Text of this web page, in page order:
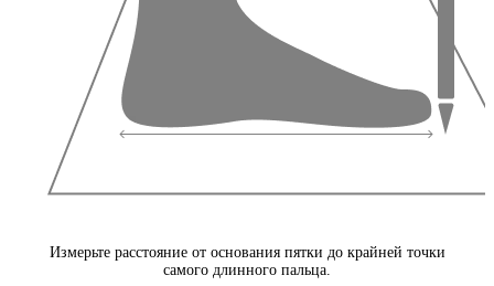
Измерьте расстояние от основания пятки до крайней точки
самого длинного пальца.